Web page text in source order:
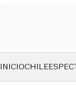
INICIOCHILE